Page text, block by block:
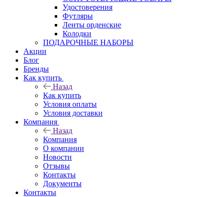
Удостоверения
Футляры
Ленты орденские
Колодки
ПОДАРОЧНЫЕ НАБОРЫ
Акции
Блог
Бренды
Как купить
Назад
Как купить
Условия оплаты
Условия доставки
Компания
Назад
Компания
О компании
Новости
Отзывы
Контакты
Документы
Контакты